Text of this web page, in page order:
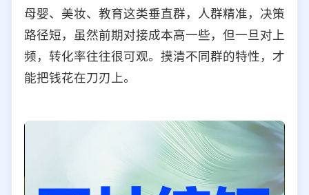
母婴、美妆、教育这类垂直群，人群精准，决策
路径短，虽然前期对接成本高一些，但一旦对上
频，转化率往往很可观。摸清不同群的特性，才
能把钱花在刀刃上。